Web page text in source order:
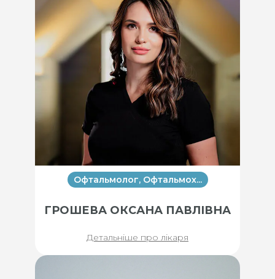
Офтальмолог, Офтальмох...
ГРОШЕВА ОКСАНА ПАВЛІВНА
Детальніше про лікаря